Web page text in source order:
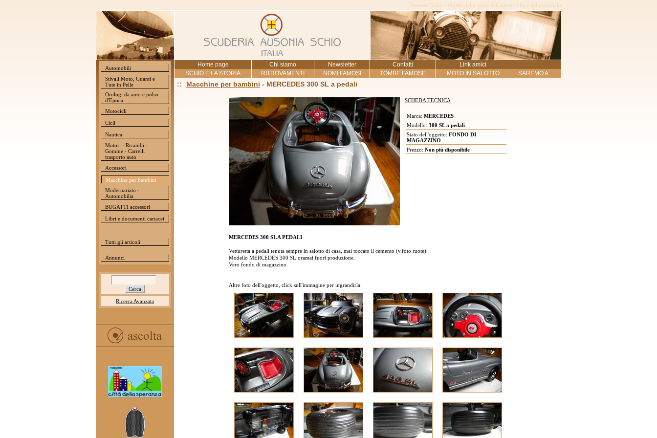
Ausonia Schio - Museo della storia dell'automobile e del motociclo
Automobili
Stivali Moto, Guanti e
Tute in Pelle
Orologi da auto e polso
d'Epoca
Motocicli
Cicli
Nautica
Motori - Ricambi -
Gomme - Carrelli
trasporto auto
Accessori
Macchine per bambini
Modernariato -
Automobilia
BUGATTI accessori
Libri e documenti cartacei
Tutti gli articoli
Annunci
Ricerca Avanzata
Home page Chi siamo Newsletter Contatti
Link amici
SCHIO E LA STORIA
RITROVAMENTI NOMI FAMOSI TOMBE FAMOSE MOTO IN SALOTTO SAREMO A...
:: Macchine per bambini - MERCEDES 300 SL a pedali
SCHEDA TECNICA
Marca: MERCEDES
Modello: 300 SL a pedali
Stato dell'oggetto: FONDO DI
MAGAZZINO
Prezzo: Non più disponibile
MERCEDES 300 SL A PEDALI
Vetturetta a pedali tenuta sempre in salotto di casa, mai toccato il cemento (v.foto ruote).
Modello MERCEDES 300 SL oramai fuori produzione.
Vero fondo di magazzino.
Altre foto dell'oggetto, click sull'immagine per ingrandirla.